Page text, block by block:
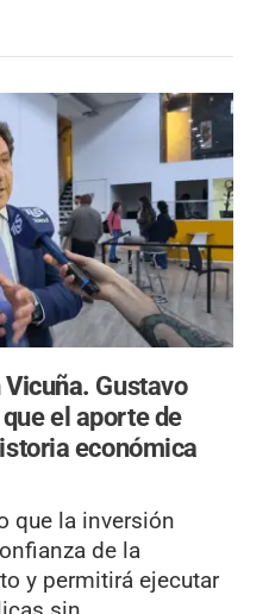
Gustavo
el aporte de
económica
que la inversión
de la
y permitirá ejecutar